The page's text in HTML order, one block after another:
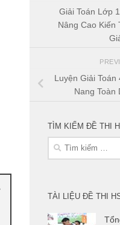
Giải Toán Lớp
Nâng Cao Kiến
Luyện Giải
Nang Toàn
TÌM KIẾM ĐỀ THI
Tìm
TÀI LIỆU ĐỀ THI